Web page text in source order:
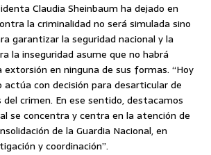
Claudia Sheinbaum ha dejado en
la criminalidad no será simulada sino
garantizar la seguridad nacional y la
la inseguridad asume que no habrá
en ninguna de sus formas. “Hoy
actúa con decisión para desarticular de
crimen. En ese sentido, destacamos
se concentra y centra en la atención de
de la Guardia Nacional, en
y coordinación”.